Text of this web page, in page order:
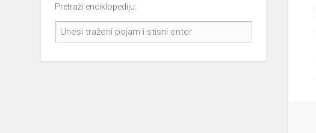
Pretraži enciklopediju: